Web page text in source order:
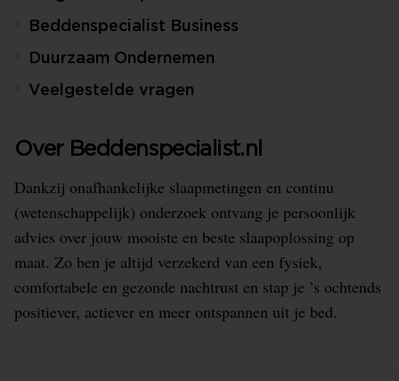
Beddenspecialist Business
Duurzaam Ondernemen
Veelgestelde vragen
Over Beddenspecialist.nl
Dankzij onafhankelijke slaapmetingen en continu
(wetenschappelijk) onderzoek ontvang je persoonlijk
advies over jouw mooiste en beste slaapoplossing op
maat. Zo ben je altijd verzekerd van een fysiek,
comfortabele en gezonde nachtrust en stap je ’s ochtends
positiever, actiever en meer ontspannen uit je bed.